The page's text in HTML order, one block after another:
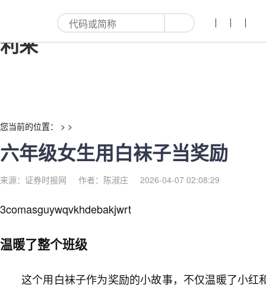
六年级女生用白袜子当奖励-红
利来
您当前的位置： > >
六年级女生用白袜子当奖励
来源：证券时报网 作者：陈淑庄 2026-04-07 02:08:29
3comasguywqvkhdebakjwrt
温暖了整个班级
这个用白袜子作为奖励的小故事，不仅温暖了小红